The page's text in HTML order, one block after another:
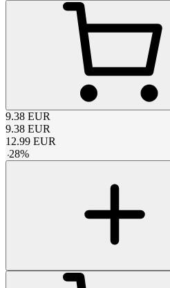
9.38 EUR
9.38 EUR
12.99 EUR
-28%